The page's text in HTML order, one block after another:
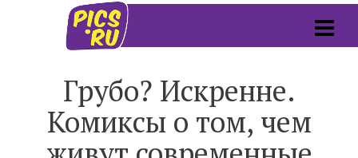
Грубо? Искренне.
Комиксы о том, чем